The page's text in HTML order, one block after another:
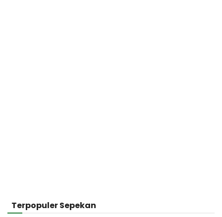
Terpopuler Sepekan